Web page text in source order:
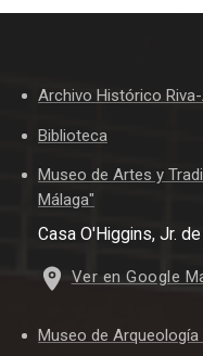
Archivo Histórico
Biblioteca
Museo de Artes y
Málaga"
Casa O'Higgins, Jr.
Ver en Google
Museo de